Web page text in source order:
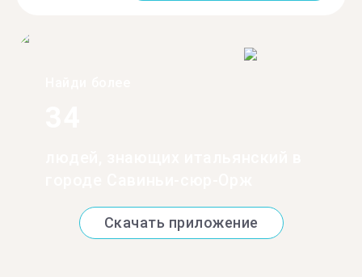
Скачать приложение